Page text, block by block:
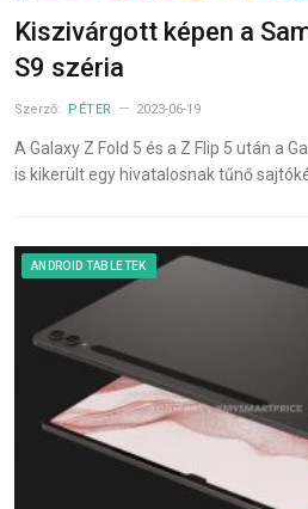
Kiszivárgott képen a
S9 széria
Szerző: PÉTER 2023-06-19
A Galaxy Z Fold 5 és a Z Flip 5 után a
is kikerült egy hivatalosnak tűnő
ANDROID TABLETEK